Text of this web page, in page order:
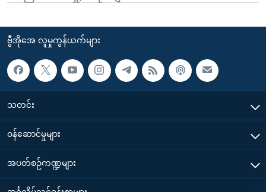
ဗွီအိုအေ လူမှုကွန်ယက်များ
သတင်း
၀န်ဆောင်မှုများ
အပတ်စဉ်ကဏ္ဍများ